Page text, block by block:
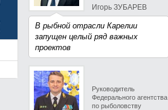
Игорь ЗУБАРЕВ
В рыбной отрасли Карелии
запущен целый ряд важных
проектов
Руководитель
Федерального агентства
по рыболовству